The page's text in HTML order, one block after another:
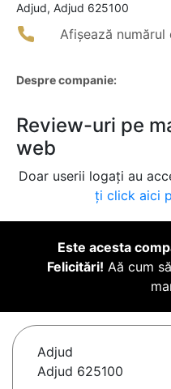
Adjud, Adjud 625100
Afișează numărul
Despre companie:
Review-uri pe
web
Doar userii logați au
ți click aici
Este acesta
Felicitări! Aă cum
Adjud
Adjud 625100